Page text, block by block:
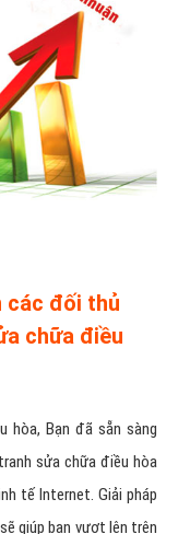
các đối thủ
chữa điều
hòa, Bạn đã sẵn sàng
sửa chữa điều hòa
tế Internet. Giải pháp
giúp bạn vượt lên trên